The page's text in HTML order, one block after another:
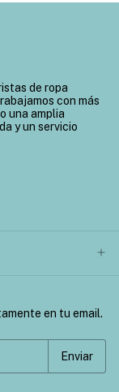
de ropa
con más
una amplia
y un servicio
en tu email.